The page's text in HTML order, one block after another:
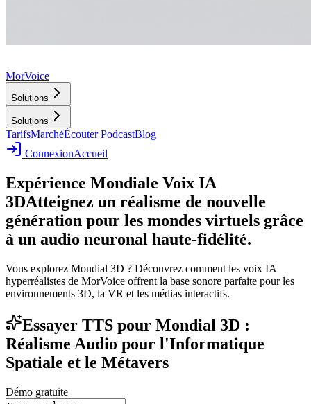
MorVoice
Solutions
Solutions
TarifsMarchéÉcouter PodcastBlog
ConnexionAccueil
Expérience Mondiale Voix IA
3DAtteignez un réalisme de nouvelle
génération pour les mondes virtuels grâce
à un audio neuronal haute-fidélité.
Vous explorez Mondial 3D ? Découvrez comment les voix IA
hyperréalistes de MorVoice offrent la base sonore parfaite pour les
environnements 3D, la VR et les médias interactifs.
Essayer TTS pour Mondial 3D :
Réalisme Audio pour l'Informatique
Spatiale et le Métavers
Démo gratuite